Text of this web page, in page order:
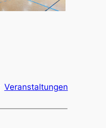
Veranstaltungen